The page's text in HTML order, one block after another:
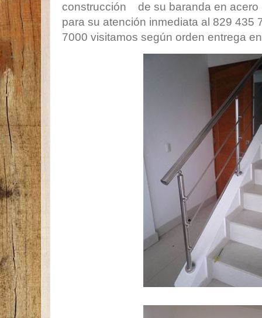
construcción de su baranda en acero
para su atención inmediata al 829 435
7000 visitamos según orden entrega